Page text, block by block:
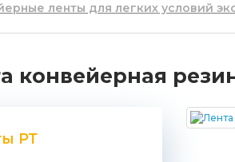
ленты для легких условий
конвейерная
РТ